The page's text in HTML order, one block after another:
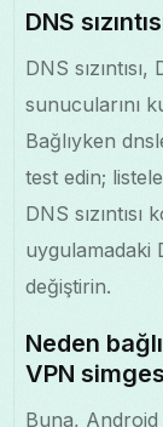
DNS
DNS
sunucularını
Bağlıyken
test edin;
DNS
uygulamadaki
değiştirin.
Neden
VPN
Buna, Android